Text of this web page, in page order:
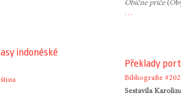
Običnepriče
…
indonéské
Překlady
Bibliografie
Sestavila